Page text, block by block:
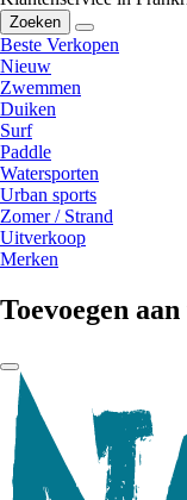
Zoeken
Beste Verkopen
Nieuw
Zwemmen
Duiken
Surf
Paddle
Watersporten
Urban sports
Zomer / Strand
Uitverkoop
Merken
Toevoegen